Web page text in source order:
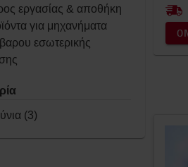
εργασίας & αποθήκη
για μηχανήματα
εσωτερικής
(3)